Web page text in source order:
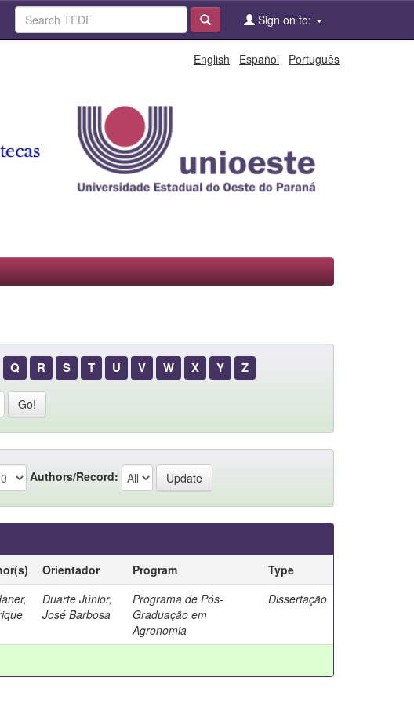
Sign on to:
English Español Português
Q R S T U V W X Y Z
Authors/Record:
Orientador Program
Type
Duarte Júnior,
José Barbosa
Programa de Pós-
Graduação em
Agronomia
Dissertação